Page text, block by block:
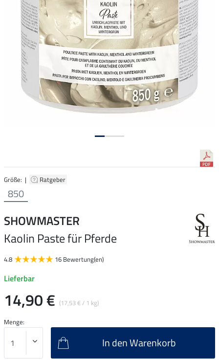
Größe: | Ratgeber
850
SHOWMASTER
Kaolin Paste für Pferde
4.8 16 Bewertung(en)
Lieferbar
14,90 € (17,53 € / 1 kg)
Menge:
In den Warenkorb